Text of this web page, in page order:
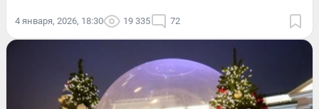
4 января, 2026, 18:30 19 335 72